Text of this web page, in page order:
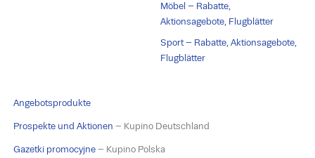
Möbel – Rabatte,
Aktionsagebote, Flugblätter
Sport – Rabatte, Aktionsagebote,
Flugblätter
Angebotsprodukte
Prospekte und Aktionen – Kupino Deutschland
Gazetki promocyjne – Kupino Polska